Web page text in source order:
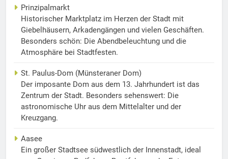
Prinzipalmarkt
Historischer Marktplatz im Herzen der Stadt mit
Giebelhäusern, Arkadengängen und vielen Geschäften.
Besonders schön: Die Abendbeleuchtung und die
Atmosphäre bei Stadtfesten.
St. Paulus-Dom (Münsteraner Dom)
Der imposante Dom aus dem 13. Jahrhundert ist das
Zentrum der Stadt. Besonders sehenswert: Die
astronomische Uhr aus dem Mittelalter und der
Kreuzgang.
Aasee
Ein großer Stadtsee südwestlich der Innenstadt, ideal